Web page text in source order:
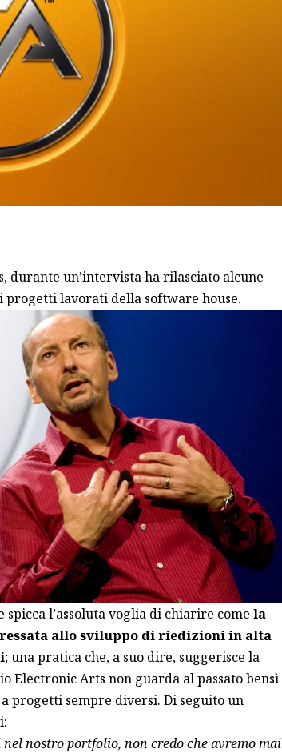
durante un’intervista ha rilasciato alcune
lavorati della software house.
l’assoluta voglia di chiarire come la
allo sviluppo di riedizioni in alta
; una pratica che, a suo dire, suggerisce la
Electronic Arts non guarda al passato bensì
progetti sempre diversi. Di seguito un
nostro portfolio, non credo che avremo mai